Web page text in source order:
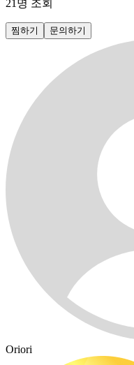
21 명 조회
찜하기 문의하기
Oriori